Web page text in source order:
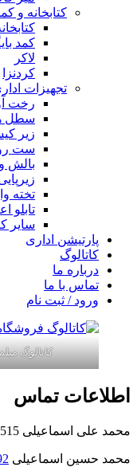
کتابخانه و
کمد
لاکر
کردنزا
تجهیزات
رخت
سطل
زیر
ست
بالش
تخته
تابلو
سایر
پارتیشن اداری
کاتالوگ
درباره ما
تماس با ما
ورود / ثبت نام
کاتالوگ
اطلاعات تماس
محمد علی اسماعیلی 09122203515
محمد حسین اسماعیلی